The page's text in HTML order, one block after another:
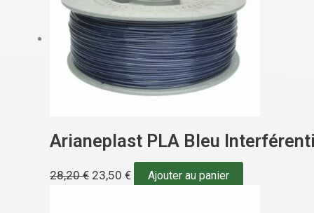
Arianeplast PLA Bleu
28,20€ 23,50 € Ajouter au panier